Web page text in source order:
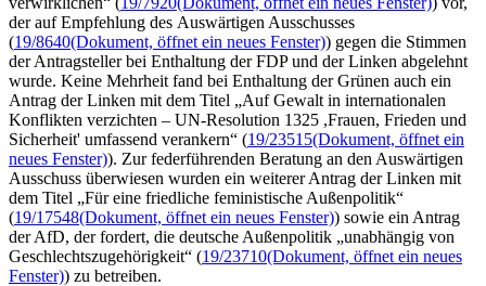
der auf Empfehlung des Auswärtigen Ausschusses
(19/8640(Dokument, öffnet ein neues Fenster)) gegen die Stimmen
der Antragsteller bei Enthaltung der FDP und der Linken abgelehnt
wurde. Keine Mehrheit fand bei Enthaltung der Grünen auch ein
Antrag der Linken mit dem Titel „Auf Gewalt in internationalen
Konflikten verzichten – UN-Resolution 1325 ,Frauen, Frieden und
Sicherheit' umfassend verankern“ (19/23515(Dokument, öffnet ein
neues Fenster)). Zur federführenden Beratung an den Auswärtigen
Ausschuss überwiesen wurden ein weiterer Antrag der Linken mit
dem Titel „Für eine friedliche feministische Außenpolitik“
(19/17548(Dokument, öffnet ein neues Fenster)) sowie ein Antrag
der AfD, der fordert, die deutsche Außenpolitik „unabhängig von
Geschlechtszugehörigkeit“ (19/23710(Dokument, öffnet ein neues
Fenster)) zu betreiben.